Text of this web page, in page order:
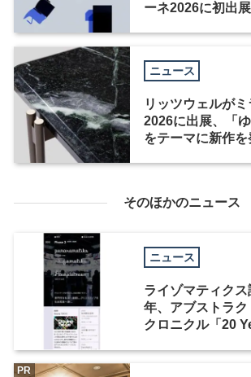
ーネ2026に初出
ニュース
リッツウェルが
2026に出展、「ゆ
をテーマに新作を
そのほかのニュース
ニュース
ライゾマティク
年、アブストラ
クロニクル「20
PR